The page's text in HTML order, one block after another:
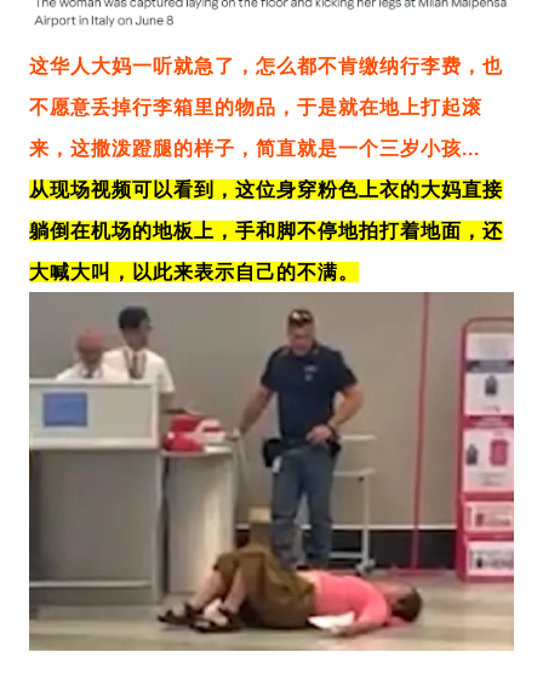
这华人大妈一听就急了，怎么都不肯缴纳行李费，也
不愿意丢掉行李箱里的物品，于是就在地上打起滚
来，这撒泼蹬腿的样子，简直就是一个三岁小孩...
从现场视频可以看到，这位身穿粉色上衣的大妈直接
躺倒在机场的地板上，手和脚不停地拍打着地面，还
大喊大叫，以此来表示自己的不满。